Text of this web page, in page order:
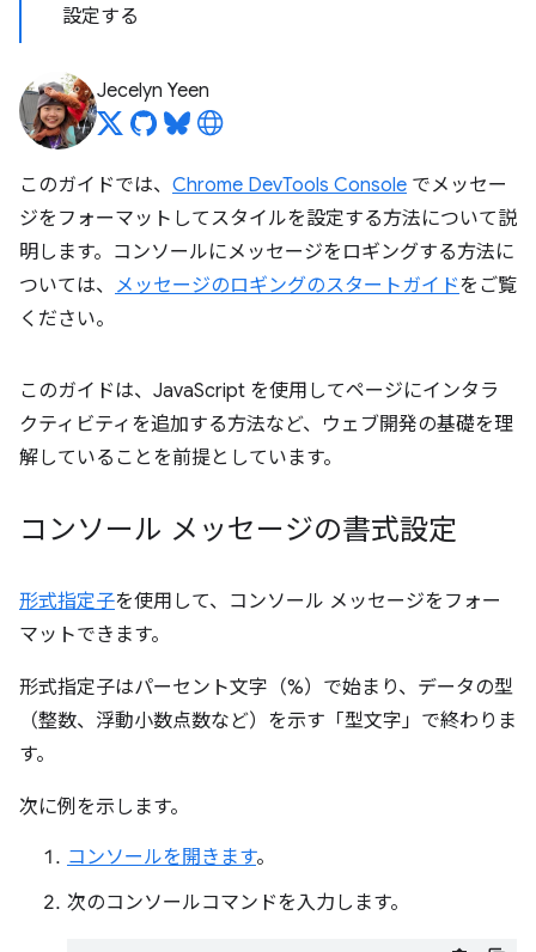
設定する
Jecelyn Yeen
このガイドでは、 Chrome DevTools Console でメッセー
ジをフォーマットしてスタイルを設定する方法について説
明します。コンソールにメッセージをロギングする方法に
ついては、 メッセージのロギングのスタートガイドをご覧
ください。
このガイドは、JavaScript を使用してページにインタラ
クティビティを追加する方法など、ウェブ開発の基礎を理
解していることを前提としています。
コンソール メッセージの書式設定
形式指定子を使用して、コンソール メッセージをフォー
マットできます。
形式指定子はパーセント文字（%）で始まり、データの型
（整数、浮動小数点数など）を示す「型文字」で終わりま
す。
次に例を示します。
コンソールを開きます。
次のコンソールコマンドを入力します。